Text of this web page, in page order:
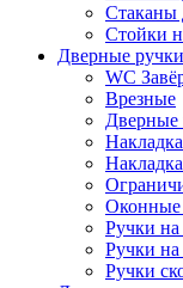
Стаканы
Стойки
Дверные ручки
WC
Врезные
Дверные
Оконные
Ручки на
Ручки на
Ручки